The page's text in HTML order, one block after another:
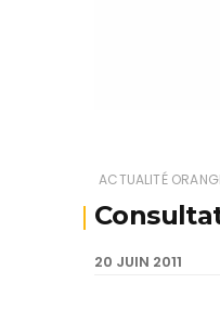
ACTUALITÉ
20 JUIN 2011